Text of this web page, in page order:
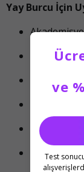
ve
Test
Yay Burcu İçin
Tur
Medya ve